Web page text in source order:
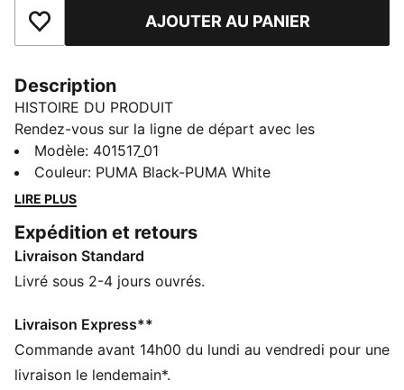
Ajouter aux favorisAJOUTER AU PANIER
Description
HISTOIRE DU PRODUIT
Rendez-vous sur la ligne de départ avec les
chaussures de running FlexFocus. Avec leur design
moderne et polyvalent, leur confort léger et leur tige
en mesh respirant, elles sont parfaites pour les jeunes
intègrent notre mousse PUMALite innovante, pour un
max de confort en toute légèreté. Et la semelle
extérieure avec zones en caoutchouc permet une
CARACTÉRISTIQUES + AVANTAGES
La tige de ces chaussures est fabriquée à partir d’au
moins 20 % de matériaux recyclés et la partie
Modèle: 401517_01
Couleur: PUMA Black-PUMA White
LIRE PLUS
Expédition et retours
Livraison Standard
Livré sous 2-4 jours ouvrés.
Livraison Express**
Commande avant 14h00 du lundi au vendredi pour une
livraison le lendemain*.